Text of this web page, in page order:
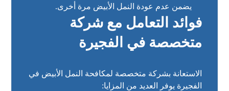
يضمن عدم عودة النمل الأبيض مرة أخرى.
فوائد التعامل مع شركة
متخصصة في الفجيرة
الاستعانة بشركة متخصصة لمكافحة النمل الأبيض في
الفجيرة يوفر العديد من المزايا: